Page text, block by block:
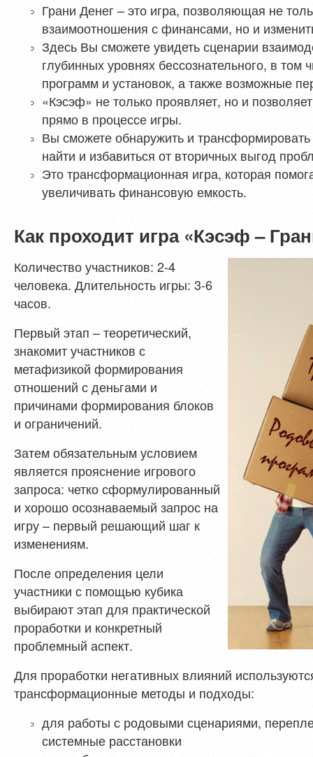
Грани Денег – это игра, позволяющая не
взаимоотношения с финансами, но и
Здесь Вы сможете увидеть сценарии
глубинных уровнях бессознательного, в
программ и установок, а также возможные
«Кэсэф» не только проявляет, но и
прямо в процессе игры.
Вы сможете обнаружить и
найти и избавиться от вторичных выгод
Это трансформационная игра, которая
увеличивать финансовую емкость.
Как проходит игра «Кэсэф –
Количество участников: 2-4
человека. Длительность игры: 3-6
часов.
Первый этап – теоретический,
знакомит участников с
метафизикой формирования
отношений с деньгами и
причинами формирования блоков
и ограничений.
Затем обязательным условием
является прояснение игрового
запроса: четко сформулированный
и хорошо осознаваемый запрос на
игру – первый решающий шаг к
изменениям.
После определения цели
участники с помощью кубика
выбирают этап для практической
проработки и конкретный
проблемный аспект.
Для проработки негативных влияний
трансформационные методы и подходы:
для работы с родовыми сценариями,
системные расстановки